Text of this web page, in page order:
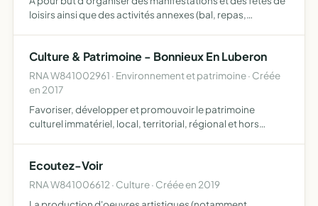
loisirs ainsi que des activités annexes (bal, repas,
Culture & Patrimoine - Bonnieux En Luberon
RNA W841002961 · Environnement et patrimoine · Créée
en 2017
Favoriser, développer et promouvoir le patrimoine
culturel immatériel, local, territorial, régional et hors
Ecoutez-Voir
RNA W841006612 · Culture · Créée en 2019